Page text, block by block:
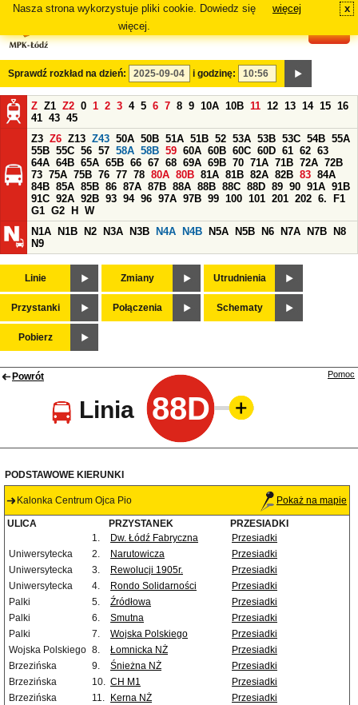
Nasza strona wykorzystuje pliki cookie. Dowiedz się
więcej.
więcej x
Sprawdź rozkład na dzień: i godzinę:
Z Z1 Z2 0 1 2 3 4 5 6 7 8 9 10A 10B 11 12 13 14 15 16
41 43 45
Z3 Z6 Z13 Z43 50A 50B 51A 51B 52 53A 53B 53C 54B 55A
55B 55C 56 57 58A 58B 59 60A 60B 60C 60D 61 62 63
64A 64B 65A 65B 66 67 68 69A 69B 70 71A 71B 72A 72B
73 75A 75B 76 77 78 80A 80B 81A 81B 82A 82B 83 84A
84B 85A 85B 86 87A 87B 88A 88B 88C 88D 89 90 91A 91B
91C 92A 92B 93 94 96 97A 97B 99 100 101 201 202 6.
F1
G1 G2 H
W
N1A
N1B N2 N3A N3B N4A N4B N5A N5B N6 N7A N7B
N8
N9
Linie Zmiany Utrudnienia
Przystanki Połączenia Schematy
Pobierz
Powrót
Linia 88D
Pomoc
PODSTAWOWE KIERUNKI
Kalonka Centrum Ojca Pio Pokaż na mapie
ULICA PRZYSTANEK
PRZESIADKI
1.
Dw. Łódź Fabryczna
Przesiadki
Uniwersytecka
2. Narutowicza
Przesiadki
Uniwersytecka
3. Rewolucji 1905r.
Przesiadki
Uniwersytecka
4. Rondo Solidarności
Przesiadki
Palki
5. Źródłowa
Przesiadki
Palki
6. Smutna
Przesiadki
Palki
7. Wojska Polskiego
Przesiadki
Wojska Polskiego 8. Łomnicka NŻ
Przesiadki
Brzezińska
9. Śnieżna NŻ
Przesiadki
Brzezińska
10. CH M1
Przesiadki
Brzezińska
11. Kerna NŻ
Przesiadki